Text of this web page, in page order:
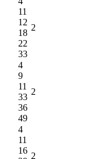
11
12
18
22
33
2
4
9
11
33
36
49
2
4
11
16
2